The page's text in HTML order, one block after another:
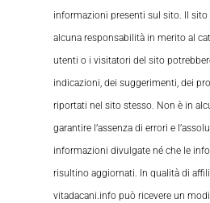
informazioni presenti sul sito. Il sito
alcuna responsabilità in merito al
utenti o i visitatori del sito
indicazioni, dei suggerimenti, dei
riportati nel sito stesso. Non è in
garantire l’assenza di errori e
informazioni divulgate né che le
risultino aggiornati. In qualità di
vitadacani.info può ricevere un